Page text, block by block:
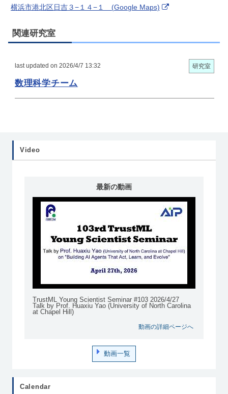
横浜市港北区日吉３−１４−１ (Google Maps)
関連研究室
last updated on 2026/4/7 13:32 研究室
数理科学チーム
Video
最新の動画
TrustML Young Scientist Seminar #103 2026/4/27
Talk by Prof. Huaxiu Yao (University of North Carolina
at Chapel Hill)
動画の詳細ページへ
動画一覧
Calendar